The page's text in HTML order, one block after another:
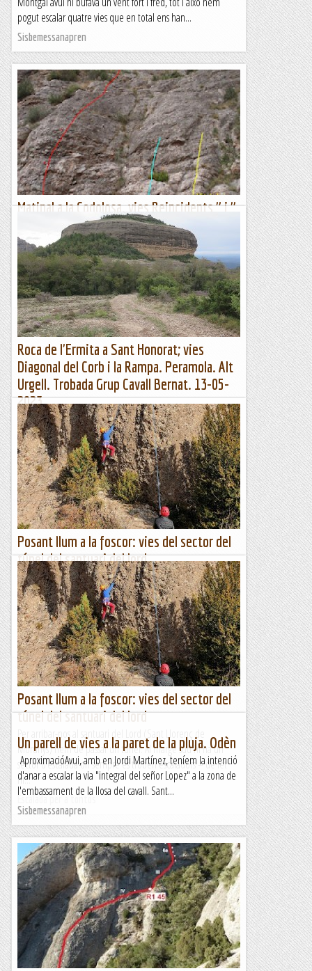
pogut escalar quatre vies que en total ens han...
Sisbemessanapren
Matinal a la Codolosa. vies Reincidents " i "
Delinqüents"
Aquest dissabte el temps només ens ha deixat escalar una
estona, la pluja ens ha fet fora, però ja hem pogut tocar roca
i compartir una estona amb tots els escaladors que ens...
Sisbemessanapren
Roca de l'Ermita a Sant Honorat; vies
Diagonal del Corb i la Rampa. Peramola. Alt
Urgell. Trobada Grup Cavall Bernat. 13-05-
2023.
La Mola del Corb des d'on hem aparcat els
vehicles.Aprofitant la Trobada d'Escalada del Grup Cavall
Bernat a Peramola, hi fem cap. El temps és rúfol amb el
que...
Jaumegrimp 2
Posant llum a la foscor: vies del sector del
túnel del santuari del lord
Per arribar-nos al santuari del Lord (Sant Llorenç de
Morunys) hem de passar un túnel. Al marge sud hi ha un
sector d’escalada on sempre es troben escaladors – de fet
hi...
Escalada per a tontos
Posant llum a la foscor: vies del sector del
túnel del santuari del lord
Per arribar-nos al santuari del Lord (Sant Llorenç de
Morunys) hem de passar un túnel. Al marge sud hi ha un
sector d’escalada on sempre es troben escaladors – de fet
hi...
Escalada per a tontos
Un parell de vies a la paret de la pluja. Odèn
AproximacióAvui, amb en Jordi Martínez, teníem la intenció
d'anar a escalar la via "integral del señor Lopez" a la zona de
l'embassament de la llosa del cavall. Sant...
Sisbemessanapren